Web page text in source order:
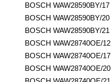
BOSCH WAW28590BY/17
BOSCH WAW28590BY/20
BOSCH WAW28590BY/21
BOSCH WAW28740OE/12
BOSCH WAW28740OE/17
BOSCH WAW28740OE/20